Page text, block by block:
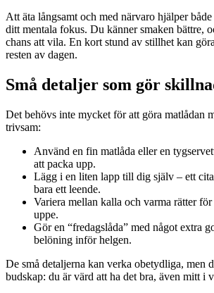
Att äta långsamt och med närvaro hjälper
ditt mentala fokus. Du känner smaken bättre,
chans att vila. En kort stund av stillhet kan
resten av dagen.
Små detaljer som gör
Det behövs inte mycket för att göra matlådan
trivsam:
Använd en fin matlåda eller en
att packa upp.
Lägg i en liten lapp till dig själv – ett
bara ett leende.
Variera mellan kalla och varma rätter
uppe.
Gör en “fredagslåda” med något extra
belöning inför helgen.
De små detaljerna kan verka obetydliga, men
budskap: du är värd att ha det bra, även mitt i